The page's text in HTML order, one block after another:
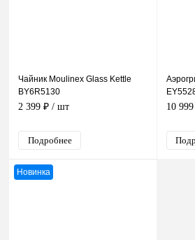
Чайник Moulinex Glass Kettle
BY6R5130
2 399 ₽ / шт
Подробнее
10
Новинка